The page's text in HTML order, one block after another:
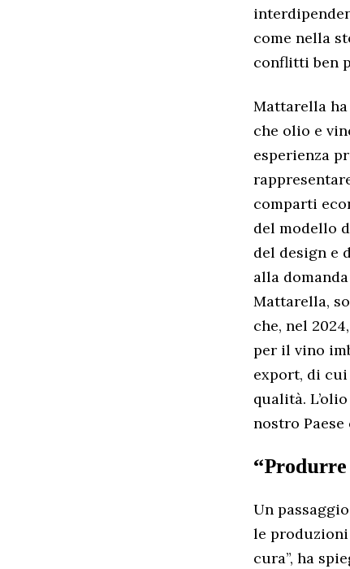
come nella
conflitti ben
Mattarella
che olio e
esperienza
comparti
del modello
del design e
alla
Mattarella,
che, nel
per il vino
export, di
qualità.
nostro
Un
le
cura”, ha